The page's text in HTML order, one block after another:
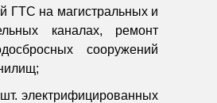
ГТС на магистральных и
каналах, ремонт
сооружений
электрифицированных